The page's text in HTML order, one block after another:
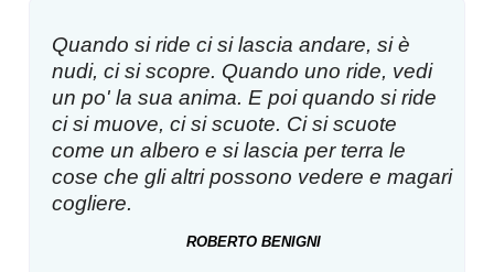
Quando si ride ci si lascia andare, si è
nudi, ci si scopre. Quando uno ride, vedi
un po' la sua anima. E poi quando si ride
ci si muove, ci si scuote. Ci si scuote
come un albero e si lascia per terra le
cose che gli altri possono vedere e magari
cogliere.
ROBERTO BENIGNI